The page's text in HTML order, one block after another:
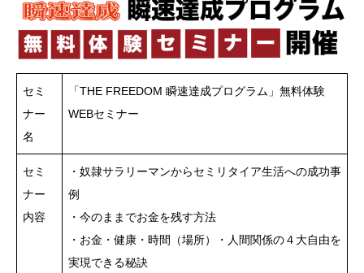
セミ
ナー
名
「THE FREEDOM 瞬速達成プログラム」無料体験
WEBセミナー
セミ
ナー
内容
・奴隷サラリーマンからセミリタイア生活への成功事
例
・今のままでお金を残す方法
・お金・健康・時間（場所）・人間関係の４大自由を
実現できる秘訣